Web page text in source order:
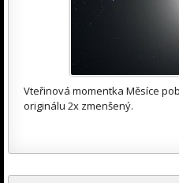
Vteřinová momentka Měsíce
originálu 2x zmenšený.